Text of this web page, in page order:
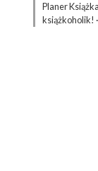
Planer
książkoholik! ·